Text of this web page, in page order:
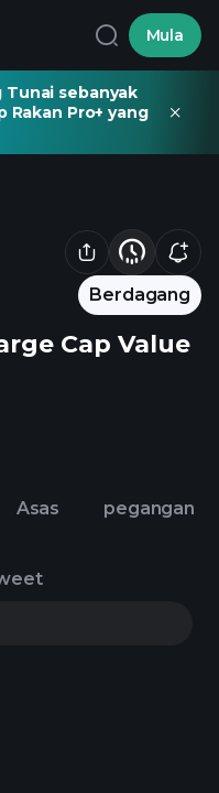
Mula
Tunai sebanyak
Rakan Pro+ yang
Berdagang
Cap Value
Asas pegangan